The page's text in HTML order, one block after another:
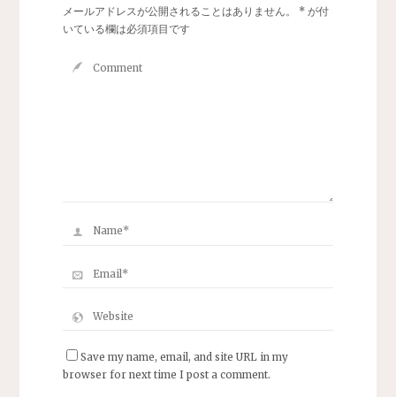
メールアドレスが公開されることはありません。 *が付
いている欄は必須項目です
Save my name, email, and site URL in my
browser for next time I post a comment.